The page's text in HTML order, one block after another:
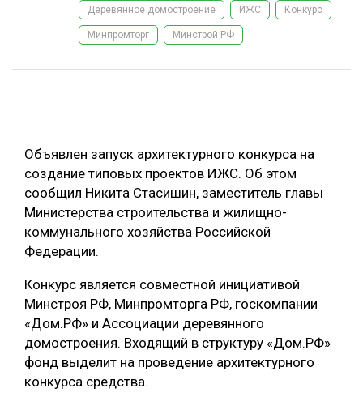
ЛЕСНОЕ ХОЗЯЙСТВО
ЛЕСОЗАГОТОВКА
ЛЕСОВОССТАНОВЛЕНИЕ И ЗАЩИТА
ЛОГИСТИКА
ПРОИЗВОДСТВО ДРЕВЕСНЫХ ПЛИТ
ЦБП
КОМПЛЕКСНАЯ ПЕРЕРАБОТКА
ЛЕСОПИЛЕНИЕ
ДЕРЕВЯННОЕ ДОМОСТРОЕНИЕ
БЕЗОПАСНОЕ ПРОИЗВОДСТВО
ТЕМАТИЧЕСКИЕ ПРОЕКТЫ
ПОДБОРКИ СТАТЕЙ
ЭКСПЕРТНОЕ МНЕНИЕ
Деревянное домостроение ИЖС Конкурс
Минпромторг Минстрой РФ
Объявлен запуск архитектурного конкурса на
создание типовых проектов ИЖС. Об этом
сообщил Никита Стасишин, заместитель главы
Министерства строительства и жилищно-
коммунального хозяйства Российской
Федерации.
Конкурс является совместной инициативой
Минстроя РФ, Минпромторга РФ, госкомпании
«Дом.РФ» и Ассоциации деревянного
домостроения. Входящий в структуру «Дом.РФ»
фонд выделит на проведение архитектурного
конкурса средства.